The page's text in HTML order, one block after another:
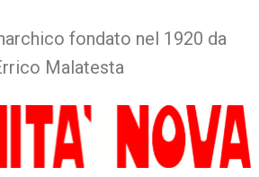
fondato nel 1920 da
Malatesta